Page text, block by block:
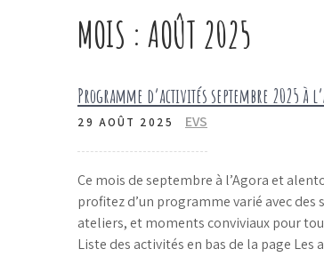
MOIS : AOÛT 2025
Programme d’activités septembre 2025 à
29 AOÛT 2025 EVS
Ce mois de septembre à l’Agora et
profitez d’un programme varié avec des
ateliers, et moments conviviaux pour
Liste des activités en bas de la page Les